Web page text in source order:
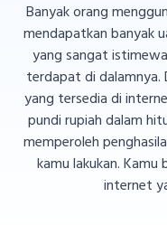
Banyak orang
mendapatkan banyak
yang sangat
terdapat di dalamnya.
yang tersedia di
pundi rupiah dalam
memperoleh
kamu lakukan.
internet